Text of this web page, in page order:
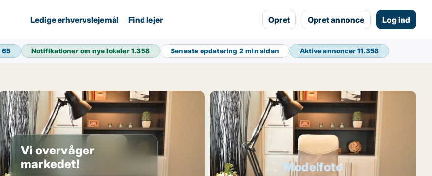
Ledige erhvervslejemål Find lejer Opret Opret annonce Log ind
65 Notifikationer om nye lokaler1.358 Seneste opdatering 2 min siden Aktive annoncer11.358
Vi overvåger
markedet!
Modelfoto